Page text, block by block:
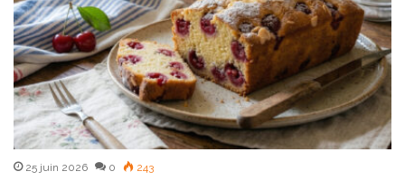
25 juin 2026 0 243